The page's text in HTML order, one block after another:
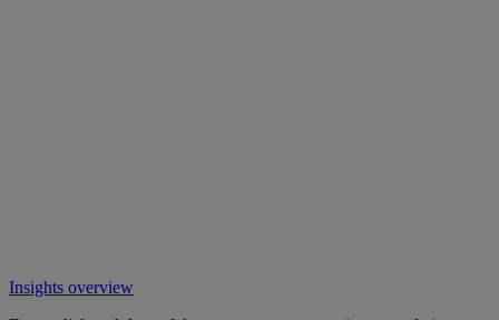
Insights overview